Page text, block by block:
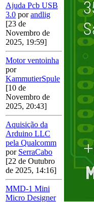
Ajuda Pcb USB
3.0 porandlig
[23 de
Novembro de
2025, 19:59]
Motor ventoinha
por
KammutierSpule
[10 de
Novembro de
2025, 20:43]
Aquisição da
Arduino LLC
pela Qualcomm
por SerraCabo
[22 de Outubro
de 2025, 14:16]
MMD-1 Mini
Micro Designer